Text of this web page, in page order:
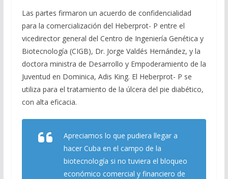
Las partes firmaron un acuerdo de confidencialidad
para la comercialización del Heberprot- P entre el
vicedirector general del Centro de Ingeniería Genética y
Biotecnología (CIGB), Dr. Jorge Valdés Hernández, y la
doctora ministra de Desarrollo y Empoderamiento de la
Juventud en Dominica, Adis King. El Heberprot- P se
utiliza para el tratamiento de la úlcera del pie diabético,
con alta eficacia.
Apreciamos lo que pudiera llegar a
hacer Cuba en el campo de la
biotecnología si no tuviera el bloqueo
económico comercial y financiero de